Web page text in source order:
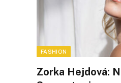
FASHION
Zorka Hejdová: